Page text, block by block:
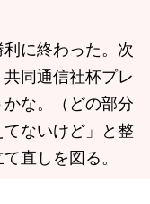
に終わった。次
同通信社杯プレ
な。（どの部分
ないけど」と整
直しを図る。